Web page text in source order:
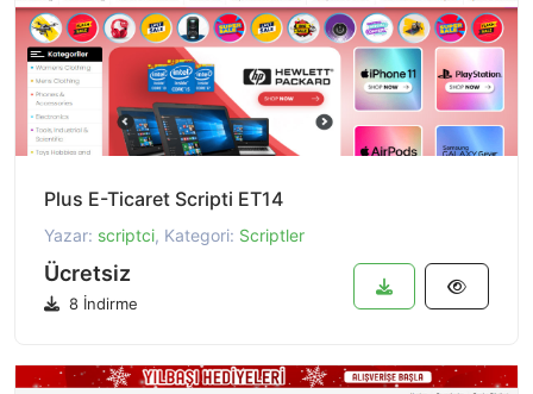
Plus E-Ticaret Scripti ET14
Yazar: scriptci, Kategori: Scriptler
Ücretsiz
8 İndirme